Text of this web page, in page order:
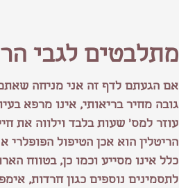
מתלבטים לגבי
אם הגעתם לדף זה אני מניחה
גובה מחיר בריאותי, אינו מרפא
עוזר למס' שעות בלבד וילווה את
הריטלין הוא אכן הטיפול
כלל אינו מסייע וכמו כן, בטווח
לתסמינים נוספים כגון חרדות,